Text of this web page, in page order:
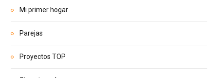
Mi primer hogar
Parejas
Proyectos TOP